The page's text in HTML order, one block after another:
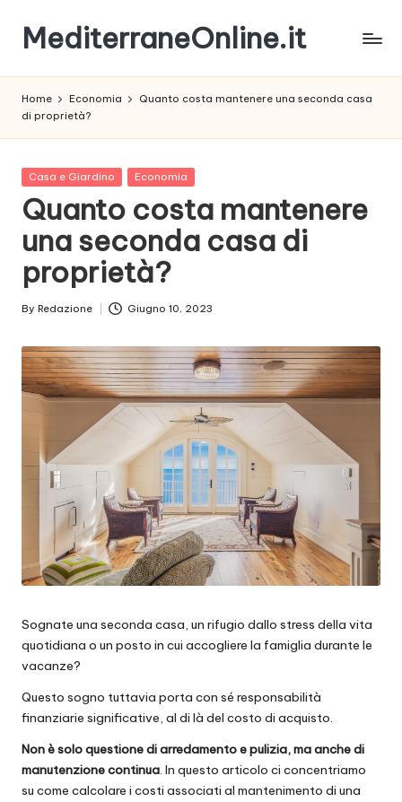
content
MediterraneOnline.it
aggiornato
nostre
News
Home Economia
Quanto costa mantenere una seconda casa
di proprietà?
Posted
Casa e Giardino Economia
Quanto costa mantenere
una seconda casa di
proprietà?
Posted
By Redazione Giugno 10, 2023
Sognate una seconda casa, un rifugio dallo stress della vita
quotidiana o un posto in cui accogliere la famiglia durante le
vacanze?
Questo sogno tuttavia porta con sé responsabilità
finanziarie significative, al di là del costo di acquisto.
Non è solo questione di arredamento e pulizia, ma anche di
manutenzione continua. In questo articolo ci concentriamo
su come calcolare i costi associati al mantenimento di una